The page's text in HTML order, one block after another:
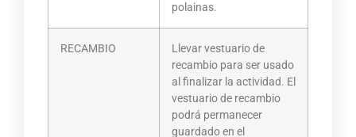
polainas.
RECAMBIO
Llevar vestuario de
recambio para ser usado
al finalizar la actividad. El
vestuario de recambio
podrá permanecer
guardado en el